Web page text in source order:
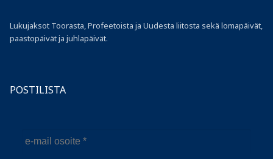
Lukujaksot Toorasta, Profeetoista ja Uudesta liitosta sekä lomapäivät,
paastopäivät ja juhlapäivät.
POSTILISTA